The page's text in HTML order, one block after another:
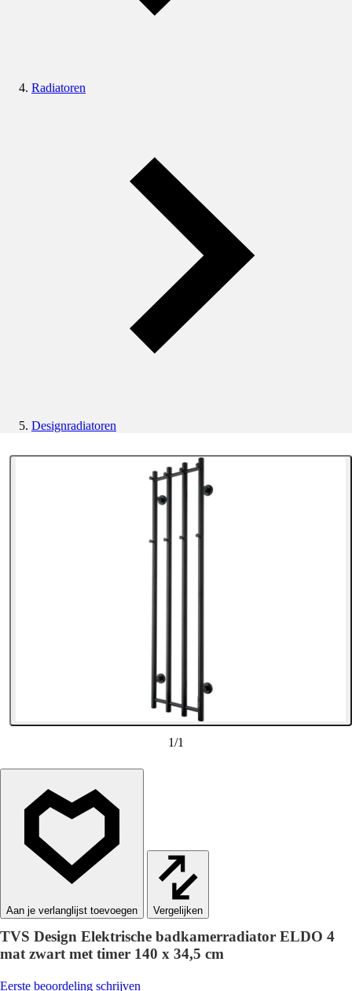
Radiatoren
Designradiatoren
1/1
Vergelijken
TVS Design Elektrische badkamerradiator ELDO 4
mat zwart met timer 140 x 34,5 cm
Eerste beoordeling schrijven